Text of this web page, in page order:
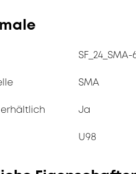
SF_24_SMA-
SMA
Ja
U98